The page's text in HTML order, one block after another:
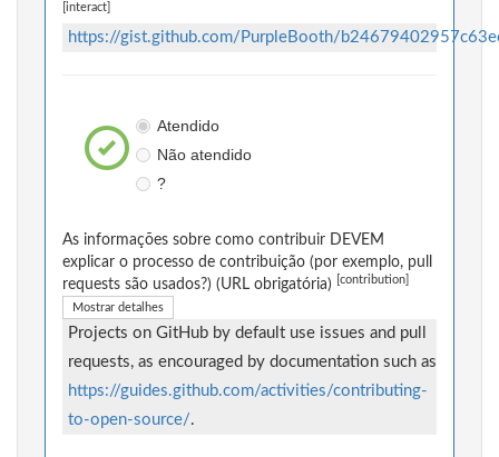
[interact]
https://gist.github.com/PurpleBooth/
Atendido
Não atendido
?
As informações sobre como contribuir DEVEM
explicar o processo de contribuição (por exemplo, pull
requests são usados?) (URL obrigatória)
[contribution]
Mostrar detalhes
Projects on GitHub by default use issues and pull
requests, as encouraged by documentation such as
https://guides.github.com/activities/contributing-
to-open-source/.